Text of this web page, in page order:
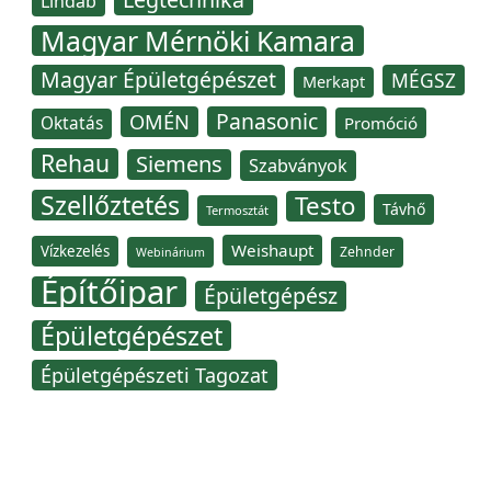
Magyar Mérnöki Kamara
Magyar Épületgépészet Merkapt MÉGSZ
Oktatás OMÉN Panasonic Promóció
Rehau Siemens Szabványok
Szellőztetés Termosztát Testo Távhő
Vízkezelés Webinárium Weishaupt Zehnder
Építőipar Épületgépész
Épületgépészet
Épületgépészeti Tagozat